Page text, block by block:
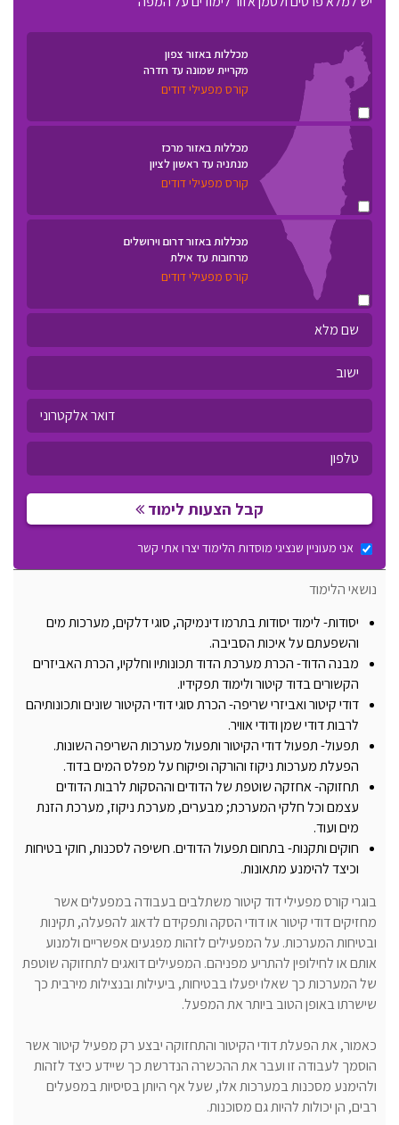
מכללות באזור צפון
מקריית שמונה עד חדרה
קורס מפעילי דודים
מכללות באזור מרכז
מנתניה עד ראשון לציון
קורס מפעילי דודים
מכללות באזור דרום וירושלים
מרחובות עד אילת
קורס מפעילי דודים
קבל הצעות לימוד
אני מעוניין שנציגי מוסדות הלימוד יצרו אתי קשר
נושאי הלימוד
יסודות- לימוד יסודות בתרמו דינמיקה, סוגי דלקים, מערכות מים
והשפעתם על איכות הסביבה.
מבנה הדוד- הכרת מערכת הדוד תכונותיו וחלקיו, הכרת האביזרים
הקשורים בדוד קיטור ולימוד תפקידיו.
דודי קיטור ואביזרי שריפה- הכרת סוגי דודי הקיטור שונים ותכונותיהם
לרבות דודי שמן ודודי אוויר.
תפעול- תפעול דודי הקיטור ותפעול מערכות השריפה השונות.
הפעלת מערכות ניקוז והורקה ופיקוח על מפלס המים בדוד.
תחזוקה- אחזקה שוטפת של הדודים וההסקות לרבות הדודים
עצמם וכל חלקי המערכת; מבערים, מערכת ניקוז, מערכת הזנת
מים ועוד.
חוקים ותקנות- בתחום תפעול הדודים. חשיפה לסכנות, חוקי בטיחות
וכיצד להימנע מתאונות.
בוגרי קורס מפעילי דוד קיטור משתלבים בעבודה במפעלים אשר
מחזיקים דודי קיטור או דודי הסקה ותפקידם לדאוג להפעלה, תקינות
ובטיחות המערכות. על המפעילים לזהות מפגעים אפשריים ולמנוע
אותם או לחילופין להתריע מפניהם. המפעילים דואגים לתחזוקה שוטפת
של המערכות כך שאלו יפעלו בבטיחות, ביעילות ובנצילות מירבית כך
שישרתו באופן הטוב ביותר את המפעל.
כאמור, את הפעלת דודי הקיטור והתחזוקה יבצע רק מפעיל קיטור אשר
הוסמך לעבודה זו ועבר את ההכשרה הנדרשת כך שיידע כיצד לזהות
ולהימנע מסכנות במערכות אלו, שעל אף היותן בסיסיות במפעלים
רבים, הן יכולות להיות גם מסוכנות.